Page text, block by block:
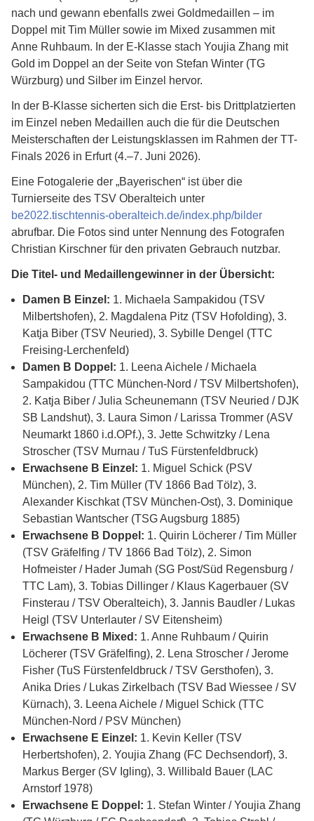
nach und gewann ebenfalls zwei Goldmedaillen – im
Doppel mit Tim Müller sowie im Mixed zusammen mit
Anne Ruhbaum. In der E-Klasse stach Youjia Zhang mit
Gold im Doppel an der Seite von Stefan Winter (TG
Würzburg) und Silber im Einzel hervor.
In der B-Klasse sicherten sich die Erst- bis Drittplatzierten
im Einzel neben Medaillen auch die für die Deutschen
Meisterschaften der Leistungsklassen im Rahmen der TT-
Finals 2026 in Erfurt (4.–7. Juni 2026).
Eine Fotogalerie der „Bayerischen“ ist über die
Turnierseite des TSV Oberalteich unter
be2022.tischtennis-oberalteich.de/index.php/bilder
abrufbar. Die Fotos sind unter Nennung des Fotografen
Christian Kirschner für den privaten Gebrauch nutzbar.
Die Titel- und Medaillengewinner in der Übersicht:
Damen B Einzel: 1. Michaela Sampakidou (TSV
Milbertshofen), 2. Magdalena Pitz (TSV Hofolding), 3.
Katja Biber (TSV Neuried), 3. Sybille Dengel (TTC
Freising-Lerchenfeld)
Damen B Doppel: 1. Leena Aichele / Michaela
Sampakidou (TTC München-Nord / TSV Milbertshofen),
2. Katja Biber / Julia Scheunemann (TSV Neuried / DJK
SB Landshut), 3. Laura Simon / Larissa Trommer (ASV
Neumarkt 1860 i.d.OPf.), 3. Jette Schwitzky / Lena
Stroscher (TSV Murnau / TuS Fürstenfeldbruck)
Erwachsene B Einzel: 1. Miguel Schick (PSV
München), 2. Tim Müller (TV 1866 Bad Tölz), 3.
Alexander Kischkat (TSV München-Ost), 3. Dominique
Sebastian Wantscher (TSG Augsburg 1885)
Erwachsene B Doppel: 1. Quirin Löcherer / Tim Müller
(TSV Gräfelfing / TV 1866 Bad Tölz), 2. Simon
Hofmeister / Hader Jumah (SG Post/Süd Regensburg /
TTC Lam), 3. Tobias Dillinger / Klaus Kagerbauer (SV
Finsterau / TSV Oberalteich), 3. Jannis Baudler / Lukas
Heigl (TSV Unterlauter / SV Eitensheim)
Erwachsene B Mixed: 1. Anne Ruhbaum / Quirin
Löcherer (TSV Gräfelfing), 2. Lena Stroscher / Jerome
Fisher (TuS Fürstenfeldbruck / TSV Gersthofen), 3.
Anika Dries / Lukas Zirkelbach (TSV Bad Wiessee / SV
Kürnach), 3. Leena Aichele / Miguel Schick (TTC
München-Nord / PSV München)
Erwachsene E Einzel: 1. Kevin Keller (TSV
Herbertshofen), 2. Youjia Zhang (FC Dechsendorf), 3.
Markus Berger (SV Igling), 3. Willibald Bauer (LAC
Arnstorf 1978)
Erwachsene E Doppel: 1. Stefan Winter / Youjia Zhang